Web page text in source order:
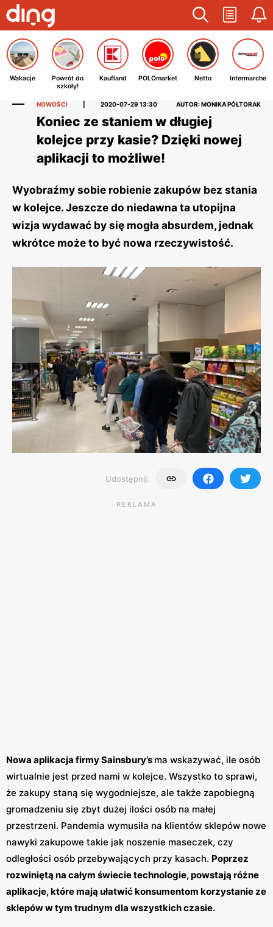
Wakacje
Powrót do
szkoły!
Kaufland POLOmarket Netto Intermarche
NOWOŚCI 2020-07-29 13:30 AUTOR: MONIKA PÓŁTORAK
Koniec ze staniem w długiej
kolejce przy kasie? Dzięki nowej
aplikacji to możliwe!
Wyobraźmy sobie robienie zakupów bez stania
w kolejce. Jeszcze do niedawna ta utopijna
wizja wydawać by się mogła absurdem, jednak
wkrótce może to być nowa rzeczywistość.
Udostępnij:
REKLAMA
Nowa aplikacja firmy Sainsbury’s ma wskazywać, ile osób
wirtualnie jest przed nami w kolejce. Wszystko to sprawi,
że zakupy staną się wygodniejsze, ale także zapobiegną
gromadzeniu się zbyt dużej ilości osób na małej
przestrzeni. Pandemia wymusiła na klientów sklepów nowe
nawyki zakupowe takie jak noszenie maseczek, czy
odległości osób przebywających przy kasach. Poprzez
rozwiniętą na całym świecie technologie, powstają różne
aplikacje, które mają ułatwić konsumentom korzystanie ze
sklepów w tym trudnym dla wszystkich czasie.